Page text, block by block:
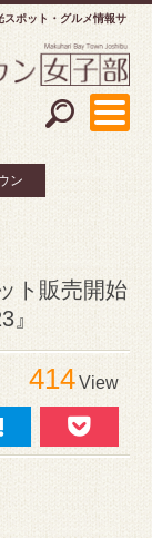
スポット・グルメ情報サ
ン
ト販売開始
414View